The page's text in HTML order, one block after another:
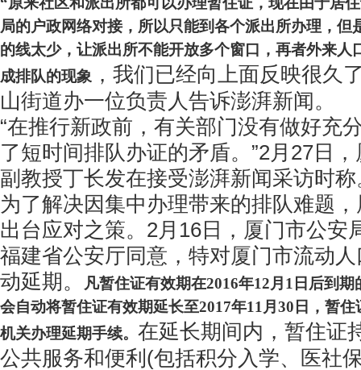
局的户政网络对接，所以只能到各个派出所办理，但
的线太少，让派出所不能开放多个窗口，再者外来人
成排队的现象 ，我们已经向上面反映很久
山街道办一位负责人告诉澎湃新闻。
“在推行新政前，有关部门没有做好充
了短时间排队办证的矛盾。”2月27日
副教授丁长发在接受澎湃新闻采访时称
为了解决因集中办理带来的排队难题
出台应对之策。2月16日，厦门市公安
福建省公安厅同意，特对厦门市流动
动延期。
凡暂住证有效期在2016年12月1日后到
会自动将暂住证有效期延长至2017年11月30日，暂
机关办理延期手续。 在延长期间内，暂住证
公共服务和便利(包括积分入学、医社